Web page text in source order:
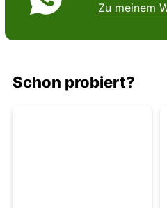
Zu meinem
Schon probiert?